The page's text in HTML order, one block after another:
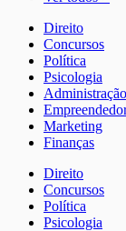
Direito
Concursos
Política
Psicologia
Marketing
Finanças
Direito
Concursos
Política
Psicologia